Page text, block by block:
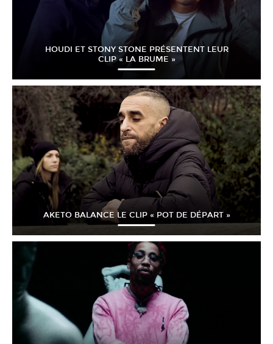
HOUDI ET STONY STONE PRÉSENTENT LEUR
CLIP « LA BRUME »
AKETO BALANCE LE CLIP « POT DE DÉPART »